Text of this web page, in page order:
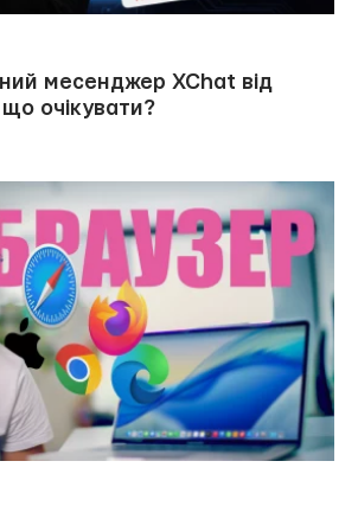
месенджер XChat від
очікувати?